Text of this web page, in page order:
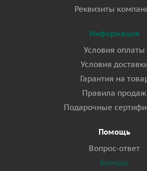
Реквизиты
Информация
Условия оплаты
Условия
Гарантия на
Правила продаж
Подарочные
Помощь
Вопрос-ответ
Бренды